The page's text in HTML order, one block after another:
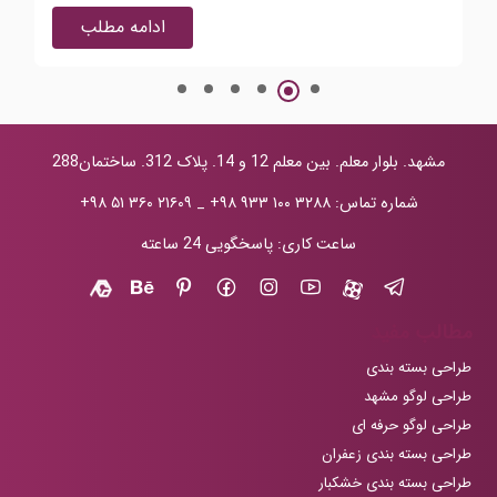
ادامه مطلب
مشهد. بلوار معلم. بین معلم 12 و 14. پلاک 312. ساختمان288
شماره تماس:+۹۸ ۹۳۳ ۱۰۰ ۳۲۸۸ _ +۹۸ ۵۱ ۳۶۰ ۲۱۶۰۹
ساعت کاری: پاسخگویی 24 ساعته
طراحی بسته بندی
طراحی لوگو مشهد
طراحی لوگو حرفه ای
طراحی بسته بندی زعفران
طراحی بسته بندی خشکبار